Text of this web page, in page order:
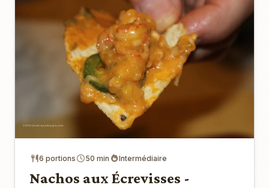
6 portions 50 min Intermédiaire
Nachos aux Écrevisses -